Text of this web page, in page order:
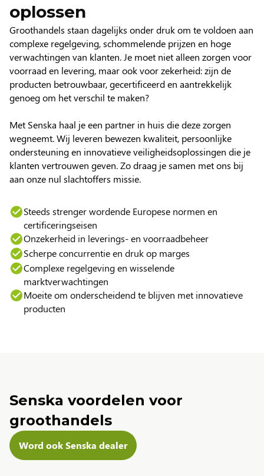
oplossen
Groothandels staan dagelijks onder druk om te voldoen aan
complexe regelgeving, schommelende prijzen en hoge
verwachtingen van klanten. Je moet niet alleen zorgen voor
voorraad en levering, maar ook voor zekerheid: zijn de
producten betrouwbaar, gecertificeerd en aantrekkelijk
genoeg om het verschil te maken?
Met Senska haal je een partner in huis die deze zorgen
wegneemt. Wij leveren bewezen kwaliteit, persoonlijke
ondersteuning en innovatieve veiligheidsoplossingen die je
klanten vertrouwen geven. Zo draag je samen met ons bij
aan onze nul slachtoffers missie.
Steeds strenger wordende Europese normen en
certificeringseisen
Onzekerheid in leverings- en voorraadbeheer
Scherpe concurrentie en druk op marges
Complexe regelgeving en wisselende
marktverwachtingen
Moeite om onderscheidend te blijven met innovatieve
producten
Senska voordelen voor
groothandels
Word ook Senska dealer